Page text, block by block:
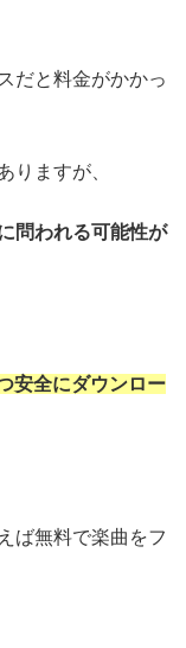
だと料金がかかっ
りますが、
問われる可能性が
安全にダウンロー
ば無料で楽曲をフ